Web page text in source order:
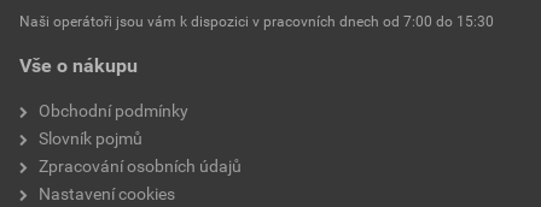
Vše o nákupu
Obchodní podmínky
Slovník pojmů
Zpracování osobních údajů
Nastavení cookies
Naši operátoři jsou vám k dispozici v pracovních dnech od 7:00 do 15:30